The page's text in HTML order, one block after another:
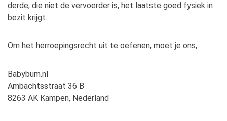
derde, die niet de vervoerder is, het laatste goed fysiek in
bezit krijgt.
Om het herroepingsrecht uit te oefenen, moet je ons,
Babybum.nl
Ambachtsstraat 36 B
8263 AK Kampen, Nederland